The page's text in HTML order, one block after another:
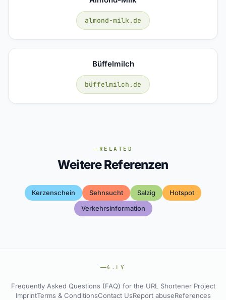
almond-milk.de
Büffelmilch
büffelmilch.de
RELATED
Weitere Referenzen
Kerzenschein Sehnsucht Salzig
Hotspot
Verkehrsinformation
4.LY
Frequently Asked Questions (FAQ) for the URL Shortener Project
ImprintTerms & ConditionsContact UsReport abuseReferences